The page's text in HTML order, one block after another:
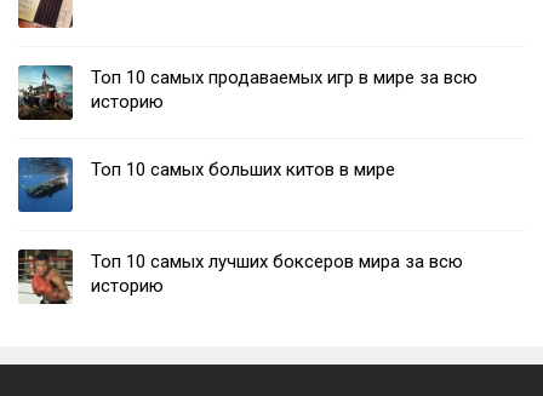
Топ 10 самых продаваемых игр в мире за всю
историю
Топ 10 самых больших китов в мире
Топ 10 самых лучших боксеров мира за всю
историю